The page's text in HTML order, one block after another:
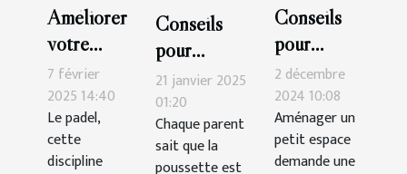
Améliorer
votre
technique
de padel :
exercices
pratiques
7 février
2025 14:40
Le padel,
cette
discipline
Conseils
pour
maintenir et
nettoyer
votre
poussette
21 janvier 2025
01:20
Chaque parent
sait que la
poussette est
Conseils
pour
intégrer
une
armoire
trois
2 décembre
2024 10:08
Aménager un
petit espace
demande une